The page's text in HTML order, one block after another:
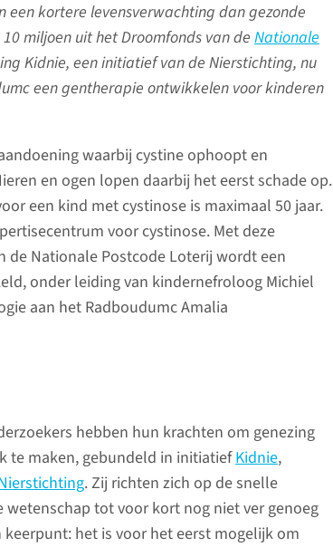
een kortere levensverwachting dan gezonde
miljoen uit het Droomfonds van de Nationale
Kidnie, een initiatief van de Nierstichting, nu
een gentherapie ontwikkelen voor kinderen
waarbij cystine ophoopt en
en ogen lopen daarbij het eerst schade op.
een kind met cystinose is maximaal 50 jaar.
voor cystinose. Met deze
de Nationale Postcode Loterij wordt een
onder leiding van kindernefroloog Michiel
aan het Radboudumc Amalia
hebben hun krachten om genezing
te maken, gebundeld in initiatiefKidnie,
. Zij richten zich op de snelle
wetenschap tot voor kort nog niet ver genoeg
het is voor het eerst mogelijk om